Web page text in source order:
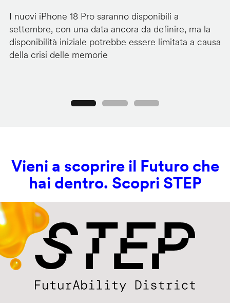
I nuovi iPhone 18 Pro saranno disponibili a
settembre, con una data ancora da definire, ma la
disponibilità iniziale potrebbe essere limitata a causa
della crisi delle memorie
Vieni a scoprire il Futuro che
hai dentro. Scopri STEP